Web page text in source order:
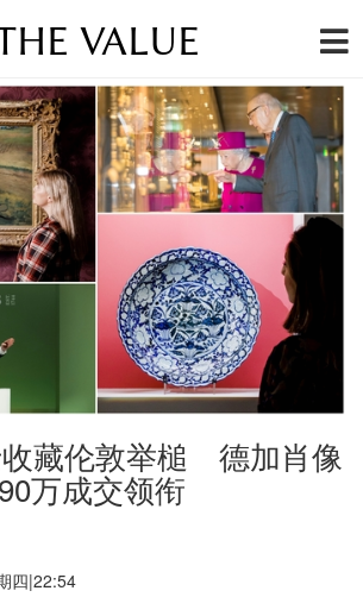
VALUE
藏伦敦举槌 德加肖像
万成交领衔
四|22:54